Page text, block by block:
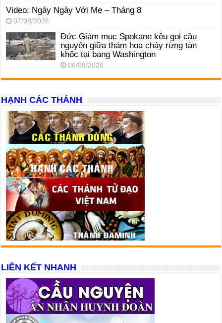
Video: Ngày Ngày Với Mẹ – Tháng 8
07/08/2026
Đức Giám mục Spokane kêu gọi cầu
nguyện giữa thảm họa cháy rừng tàn
khốc tại bang Washington
06/08/2026
HẠNH CÁC THÁNH
LIÊN KẾT NHANH